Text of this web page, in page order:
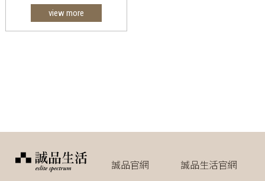
view more
誠品官網 誠品生活官網